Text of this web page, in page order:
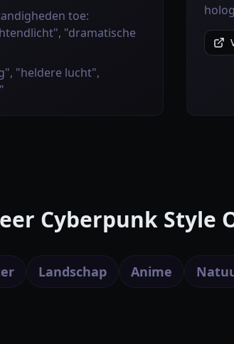
toe:
"dramatische
"heldere lucht",
Cyberpunk Style
Landschap Anime